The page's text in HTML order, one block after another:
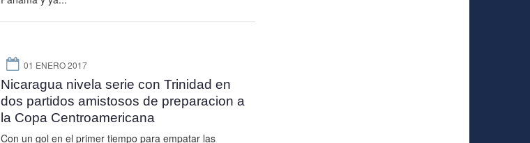
01 ENERO 2017
Nicaragua nivela serie con Trinidad en
dos partidos amistosos de preparacion a
la Copa Centroamericana
Con un gol en el primer tiempo para empatar las